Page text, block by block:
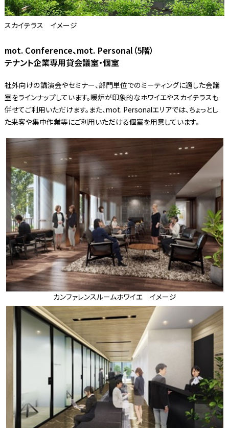
スカイテラス イメージ
mot. Conference、mot. Personal（5階）
テナント企業専用貸会議室・個室
社外向けの講演会やセミナー、部門単位でのミーティングに適した会議
室をラインナップしています。暖炉が印象的なホワイエやスカイテラスも
併せてご利用いただけます。また、mot. Personalエリアでは、ちょっとし
た来客や集中作業等にご利用いただける個室を用意しています。
カンファレンスルームホワイエ イメージ